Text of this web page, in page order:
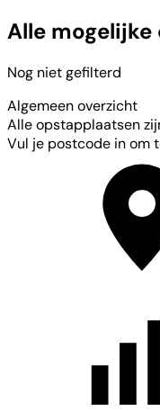
Alle
Nog niet gefilterd
Algemeen overzicht
Alle opstapplaatsen
Vul je postcode in om